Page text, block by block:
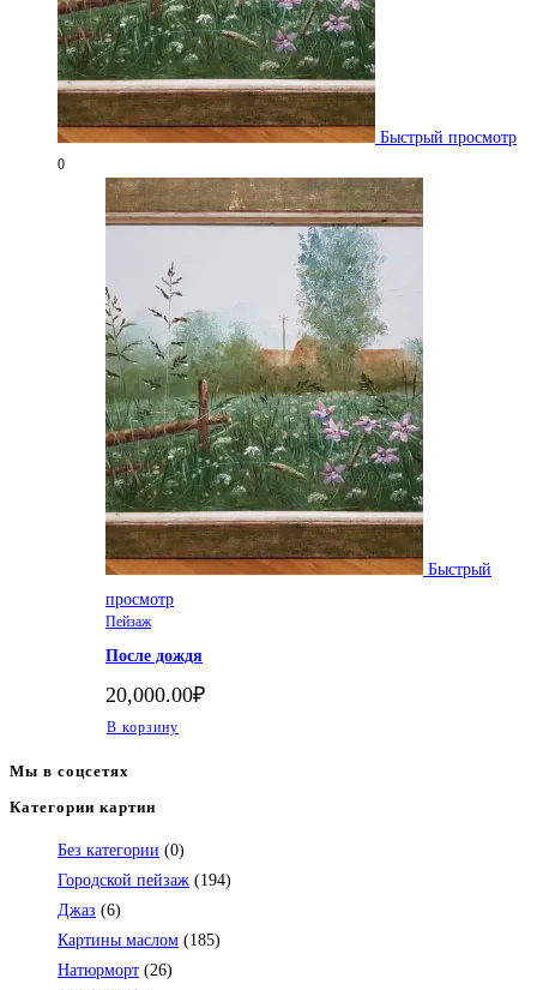
Быстрый просмотр
0
Быстрый
просмотр
Пейзаж
После дождя
20,000.00₽
В корзину
Мы в соцсетях
Откроется
в
вашем
приложении
Категории картин
Без категории (0)
Городской пейзаж (194)
Джаз (6)
Картины маслом (185)
Натюрморт (26)